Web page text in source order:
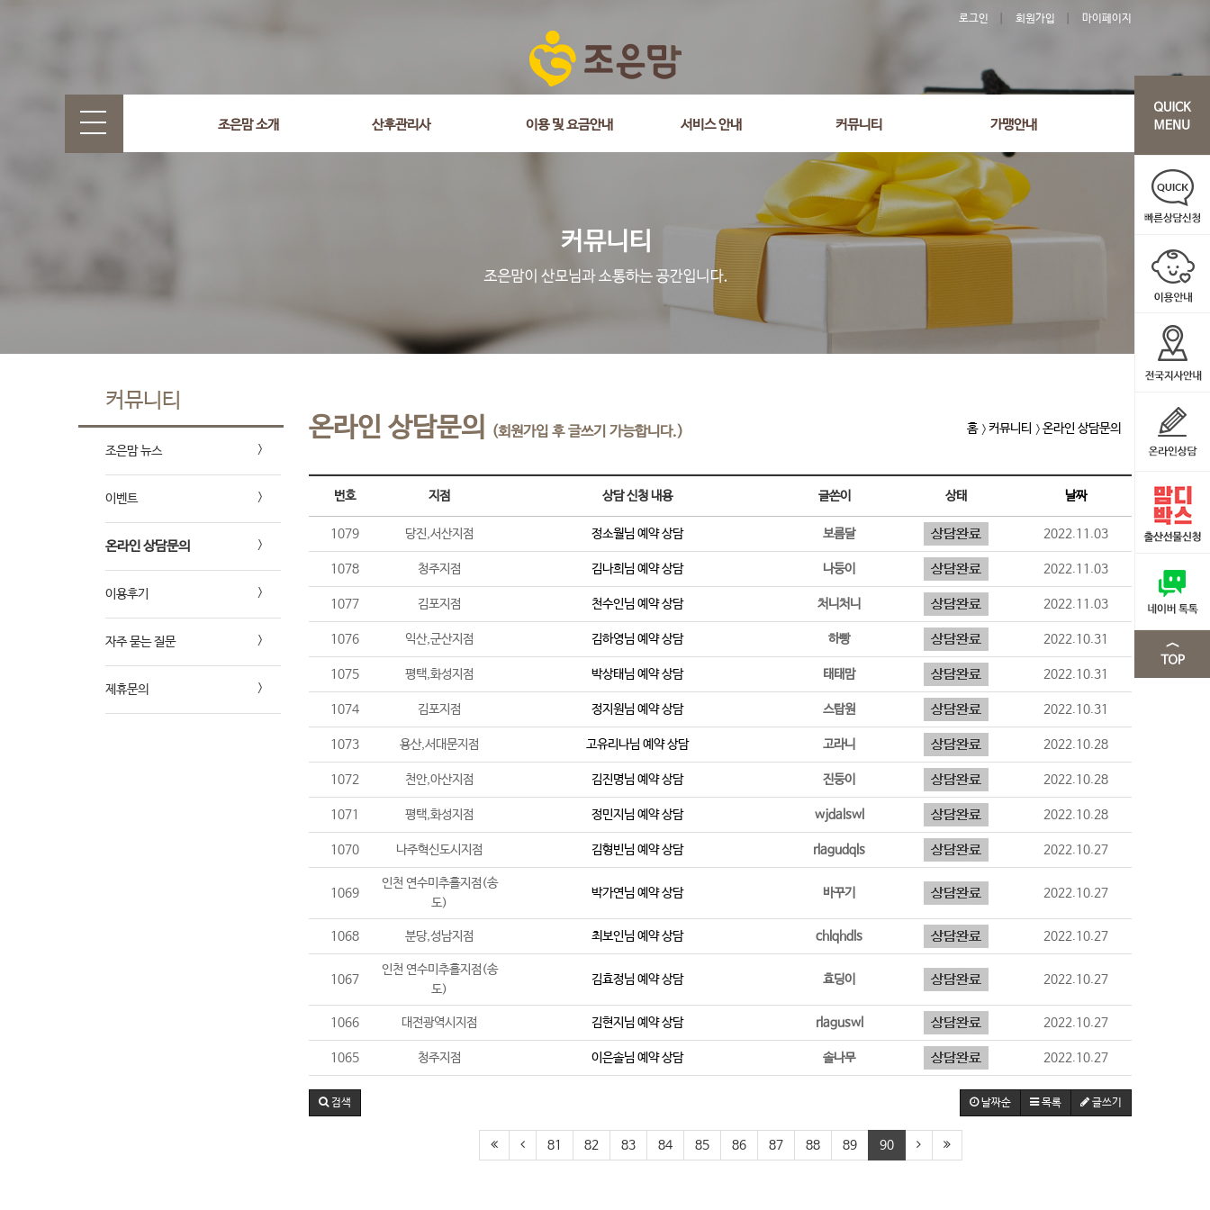
로그인 회원가입 마이페이지
조은맘 소개 산후관리사 이용 및 요금안내 서비스 안내 커뮤니티 가맹안내
커뮤니티
조은맘 뉴스
이벤트
온라인 상담문의
이용후기
자주 묻는 질문
제휴문의
온라인 상담문의 (회원가입 후 글쓰기 가능합니다.) 홈 커뮤니티 온라인 상담문의
번호 지점 상담 신청 내용 글쓴이 상태 날짜
1079 당진,서산지점 정소월님 예약 상담 보름달 2022.11.03
1078 청주지점 김나희님 예약 상담 나둥이 2022.11.03
1077 김포지점 천수인님 예약 상담 처니처니 2022.11.03
1076 익산,군산지점 김하영님 예약 상담 하빵 2022.10.31
1075 평택,화성지점 박상태님 예약 상담 태태맘 2022.10.31
1074 김포지점 정지원님 예약 상담 스탑원 2022.10.31
1073 용산,서대문지점 고유리나님 예약 상담 고라니 2022.10.28
1072 천안,아산지점 김진명님 예약 상담 진둥이 2022.10.28
1071 평택,화성지점 정민지 님 예약 상담 wjdalswl 2022.10.28
1070 나주혁신도시지점 김형빈님 예약 상담 rlagudqls 2022.10.27
1069
인천 연수미추홀지점(송
도)
박가연님 예약 상담 바꾸기 2022.10.27
1068 분당,성남지점 최보인님 예약 상담 chlqhdls 2022.10.27
1067
인천 연수미추홀지점(송
도)
김효정님 예약 상담 효딩이 2022.10.27
1066 대전광역시지점 김현지 님 예약 상담 rlaguswl 2022.10.27
1065 청주지점 이은솔님 예약 상담 솔나무 2022.10.27
날짜순 목록 글쓰기
검색
81 82 83 84 85 86 87 88 89 90